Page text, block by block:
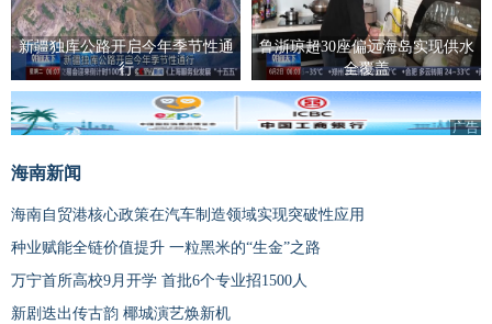
新疆独库公路开启今年季节性通
行
鲁浙琼超30座偏远海岛实现供水
全覆盖
广告
海南新闻
海南自贸港核心政策在汽车制造领域实现突破性应用
种业赋能全链价值提升 一粒黑米的“生金”之路
万宁首所高校9月开学 首批6个专业招1500人
新剧迭出传古韵 椰城演艺焕新机